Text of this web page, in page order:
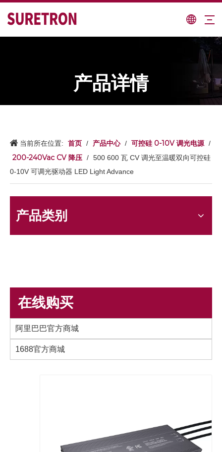
产品详情
当前所在位置: 首页 / 产品中心 / 可控硅 0-10V 调光电源 /
200-240Vac CV 降压 / 500 600 瓦 CV 调光至温暖双向可控硅
0-10V 可调光驱动器 LED Light Advance
产品类别
在线购买
阿里巴巴官方商城
1688官方商城